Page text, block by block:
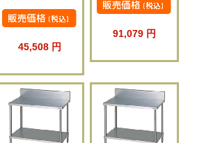
45,508 円
91,079 円